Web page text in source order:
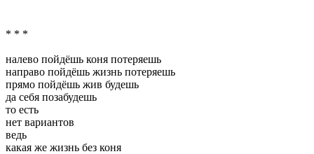
* * *
налево пойдёшь коня потеряешь
направо пойдёшь жизнь потеряешь
прямо пойдёшь жив будешь
да себя позабудешь
то есть
нет вариантов
ведь
какая же жизнь без коня